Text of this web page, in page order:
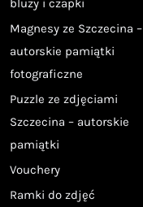
bluzy i czapki
Magnesy ze Szczecina –
autorskie pamiątki
fotograficzne
Puzzle ze zdjęciami
Szczecina – autorskie
pamiątki
Vouchery
Ramki do zdjęć